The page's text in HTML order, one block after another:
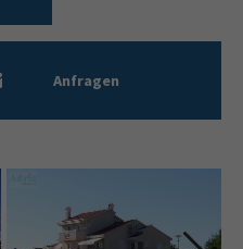
Anfragen